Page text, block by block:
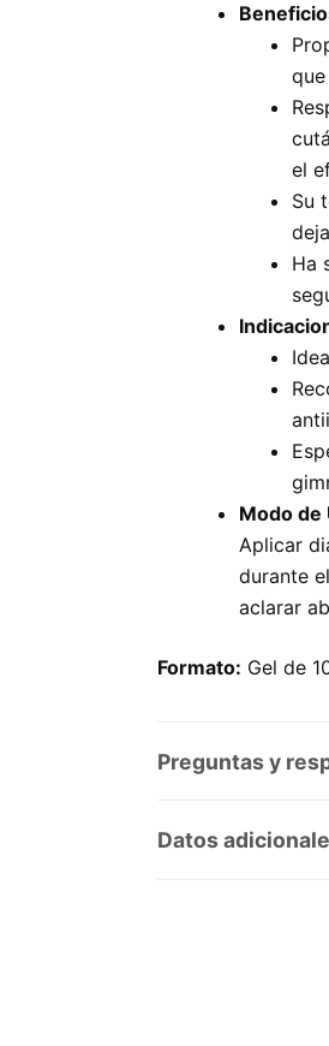
el
Su
Ha
Modo de
Aplicar
durante
aclarar
Formato: Gel de
Preguntas y
Preguntas y
Datos